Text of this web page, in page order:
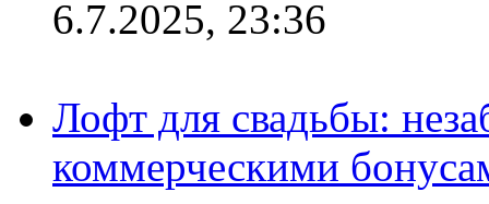
6.7.2025, 23:36
Лофт для свадьбы:
коммерческими